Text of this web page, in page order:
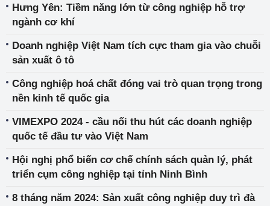
Hưng Yên: Tiềm năng lớn từ công nghiệp hỗ trợ
ngành cơ khí
Doanh nghiệp Việt Nam tích cực tham gia vào chuỗi
sản xuất ô tô
Công nghiệp hoá chất đóng vai trò quan trọng trong
nền kinh tế quốc gia
VIMEXPO 2024 - cầu nối thu hút các doanh nghiệp
quốc tế đầu tư vào Việt Nam
Hội nghị phổ biến cơ chế chính sách quản lý, phát
triển cụm công nghiệp tại tỉnh Ninh Bình
8 tháng năm 2024: Sản xuất công nghiệp duy trì đà